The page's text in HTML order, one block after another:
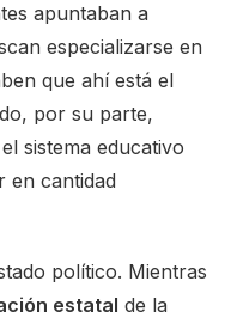
apuntaban a
especializarse en
que ahí está el
por su parte,
sistema educativo
en cantidad
político. Mientras
estatal de la